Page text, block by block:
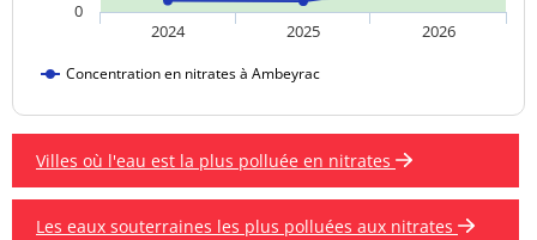
Concentration en nitrates à Ambeyrac
2024 2025 2026
0
Villes où l'eau est la plus polluée en nitrates
Les eaux souterraines les plus polluées aux nitrates